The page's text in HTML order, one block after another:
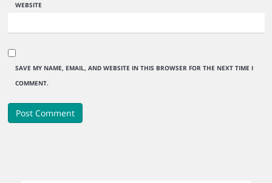
WEBSITE
SAVE MY NAME, EMAIL, AND WEBSITE IN THIS BROWSER FOR THE NEXT TIME I
COMMENT.